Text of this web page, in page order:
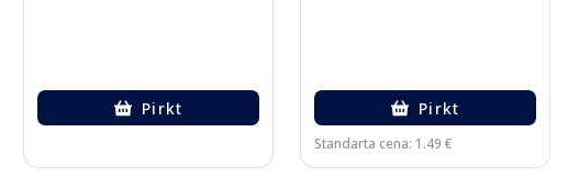
Pirkt Pirkt
Standarta cena: 1.49 €